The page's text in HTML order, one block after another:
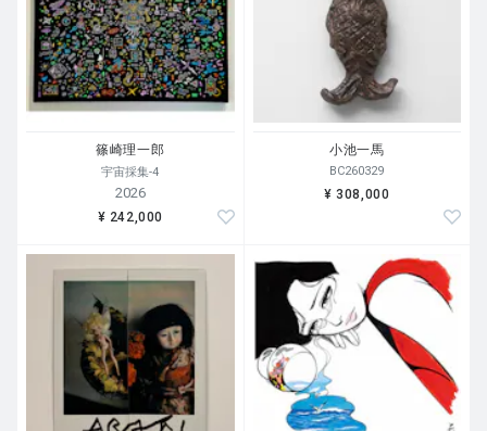
篠崎理一郎
宇宙採集-4
2026
¥ 242,000
小池一馬
BC260329
¥ 308,000